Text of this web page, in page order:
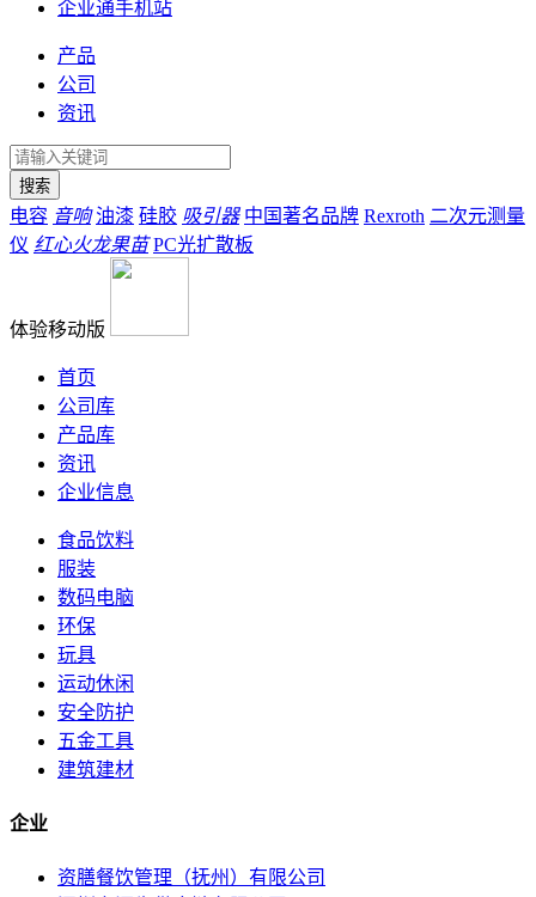
企业通手机站
产品
公司
资讯
电容 音响 油漆 硅胶 吸引器 中国著名品牌 Rexroth 二次元测量
仪 红心火龙果苗 PC光扩散板
体验移动版
首页
公司库
产品库
资讯
企业信息
食品饮料
服装
数码电脑
环保
玩具
运动休闲
安全防护
五金工具
建筑建材
企业
资膳餐饮管理（抚州）有限公司